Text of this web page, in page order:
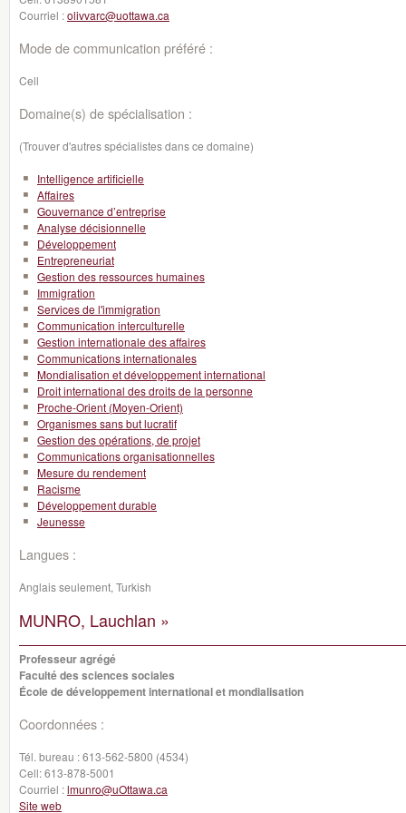
Courriel :olivvarc@uottawa.ca
Mode de communication préféré :
Cell
Domaine(s) de spécialisation :
(Trouver d'autres spécialistes dans ce domaine)
Intelligence artificielle
Affaires
Gouvernance d’entreprise
Analyse décisionnelle
Développement
Entrepreneuriat
Gestion des ressources humaines
Immigration
Services de l'immigration
Communication interculturelle
Gestion internationale des affaires
Communications internationales
Mondialisation et développement international
Droit international des droits de la personne
Proche-Orient (Moyen-Orient)
Organismes sans but lucratif
Gestion des opérations, de projet
Communications organisationnelles
Mesure du rendement
Racisme
Développement durable
Jeunesse
Langues :
Anglais seulement, Turkish
MUNRO, Lauchlan »
Professeur agrégé
Faculté des sciences sociales
École de développement international et mondialisation
Coordonnées :
Tél. bureau :613-562-5800 (4534)
Cell:613-878-5001
Courriel :lmunro@uOttawa.ca
Site web